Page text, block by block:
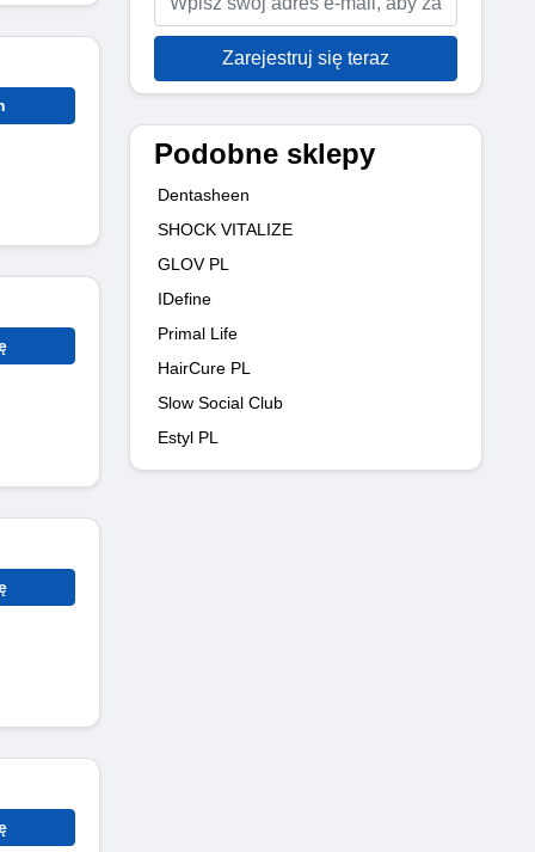
Zarejestruj się teraz
Podobne sklepy
Dentasheen
SHOCK VITALIZE
GLOV PL
IDefine
Primal Life
HairCure PL
Slow Social Club
Estyl PL